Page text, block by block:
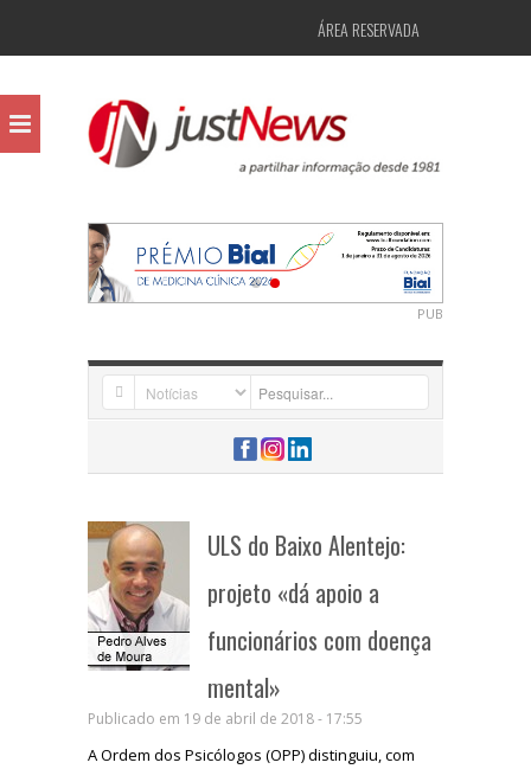
ÁREA RESERVADA
PUB
ULS do Baixo Alentejo:
projeto «dá apoio a
funcionários com doença
mental»
Publicado em 19 de abril de 2018 - 17:55
A Ordem dos Psicólogos (OPP) distinguiu, com